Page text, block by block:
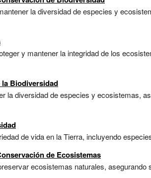
la diversidad de especies y
y mantener la integridad de los
Biodiversidad
la diversidad de especies y ecosistemas,
de vida en la Tierra, incluyendo
de Ecosistemas
ecosistemas naturales,